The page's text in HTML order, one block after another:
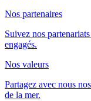
Nos partenaires
Suivez nos
engagés.
Nos valeurs
Partagez avec nous
de la mer.